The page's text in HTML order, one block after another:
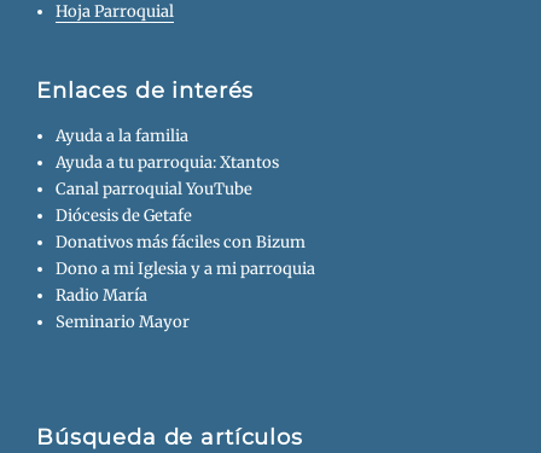
Hoja Parroquial
Enlaces de interés
Ayuda a la familia
Ayuda a tu parroquia: Xtantos
Canal parroquial YouTube
Diócesis de Getafe
Donativos más fáciles con Bizum
Dono a mi Iglesia y a mi parroquia
Radio María
Seminario Mayor
Búsqueda de artículos